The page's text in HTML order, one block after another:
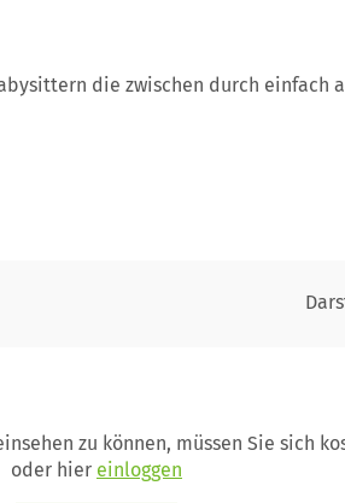
die zwischen durch einfach
zu können, müssen Sie sich
oder hier einloggen